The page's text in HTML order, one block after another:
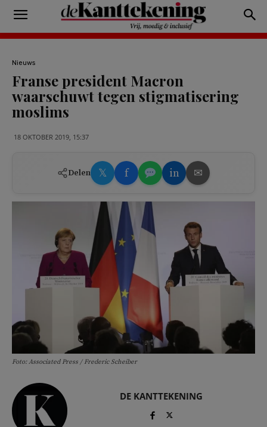
Nieuws
Franse president Macron
waarschuwt tegen stigmatisering
moslims
18 OKTOBER 2019, 15:37
Delen 𝕏 f in ✉
Foto: Associated Press / Frederic Scheiber
DE KANTTEKENING